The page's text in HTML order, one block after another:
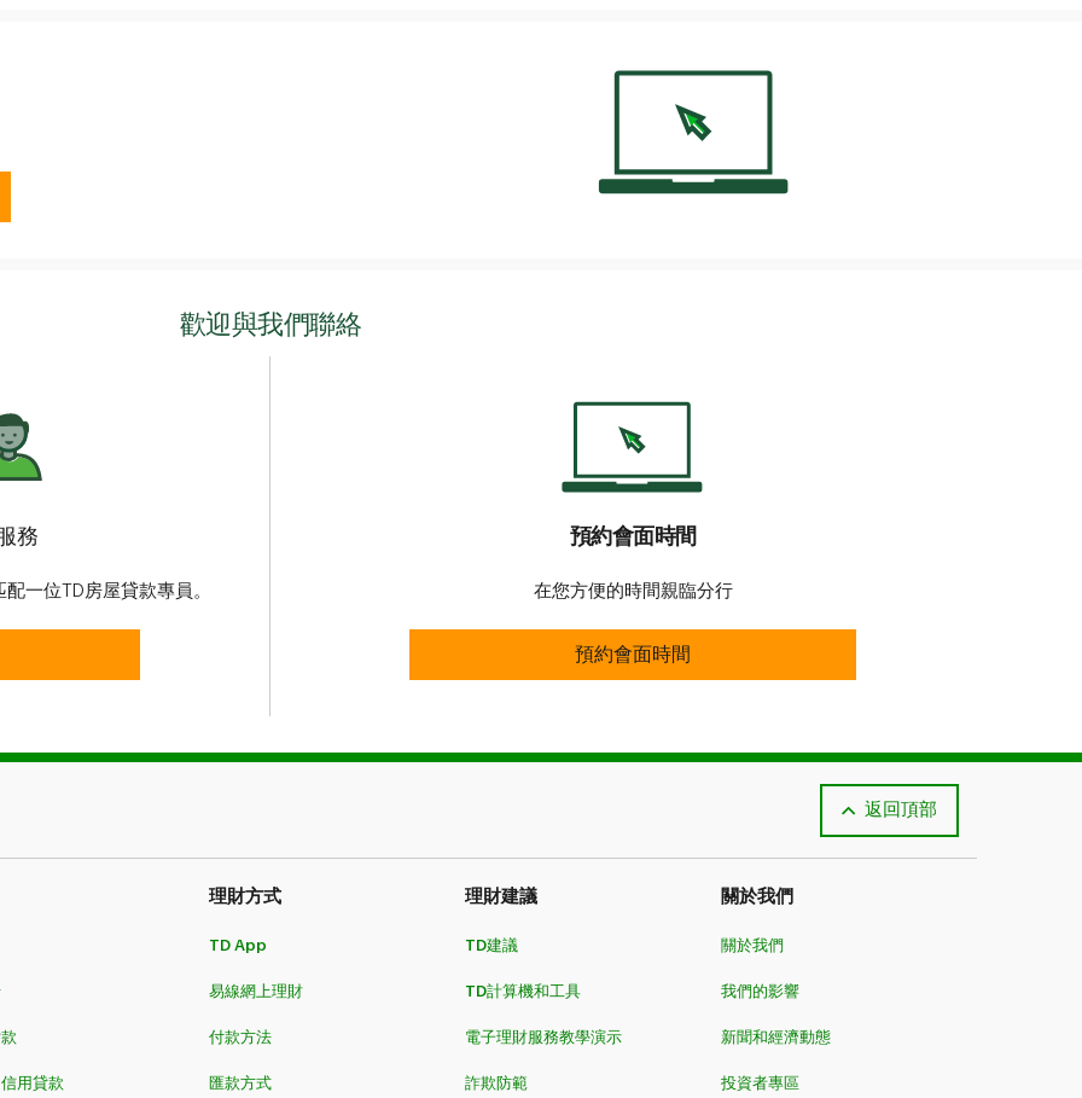
歡迎與我們聯絡
務
一位TD房屋貸款專員。
預約會面時間
在您方便的時間親臨分行
預約會面時間
預約會面時間
返回頂部
用貸款
理財方式​​​​​​​
TD App
易線網上理財
付款方法
匯款方式
理財建議
TD建議
TD計算機和工具
電子理財服務教學演示
詐欺防範
關於我們
關於我們
我們的影響
新聞和經濟動態
投資者專區